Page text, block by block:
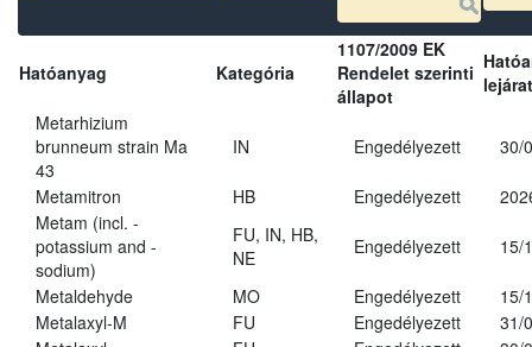
Hatóanyag Kategória
1107/2009 EK
Rendelet szerinti
állapot
Metarhizium
brunneum strain Ma
43
IN Engedélyezett 30/
Metamitron HB Engedélyezett
Metam (incl. -
potassium and -
sodium)
FU, IN, HB,
NE
Engedélyezett 15/
Metaldehyde MO Engedélyezett
15/
Metalaxyl-M
FU Engedélyezett
31/